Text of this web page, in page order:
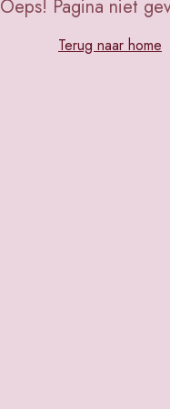
Oeps! Pagina niet
Terug naar home